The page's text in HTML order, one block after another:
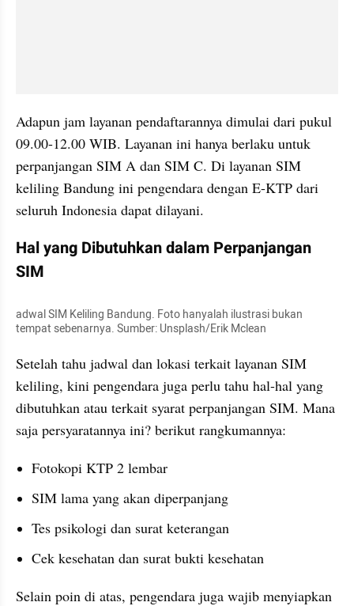
Adapun jam layanan pendaftarannya dimulai dari pukul
09.00-12.00 WIB. Layanan ini hanya berlaku untuk
perpanjangan SIM A dan SIM C. Di layanan SIM
keliling Bandung ini pengendara dengan E-KTP dari
seluruh Indonesia dapat dilayani.
Hal yang Dibutuhkan dalam Perpanjangan
SIM
adwal SIM Keliling Bandung. Foto hanyalah ilustrasi bukan
tempat sebenarnya. Sumber: Unsplash/Erik Mclean
Setelah tahu jadwal dan lokasi terkait layanan SIM
keliling, kini pengendara juga perlu tahu hal-hal yang
dibutuhkan atau terkait syarat perpanjangan SIM. Mana
saja persyaratannya ini? berikut rangkumannya:
Fotokopi KTP 2 lembar
SIM lama yang akan diperpanjang
Tes psikologi dan surat keterangan
Cek kesehatan dan surat bukti kesehatan
Selain poin di atas, pengendara juga wajib menyiapkan